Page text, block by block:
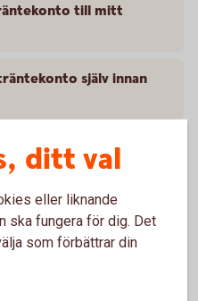
till mitt
själv innan
fasträntekonto?
på
förfaller?
ditt val
eller liknande
ska fungera för dig. Det
som förbättrar din